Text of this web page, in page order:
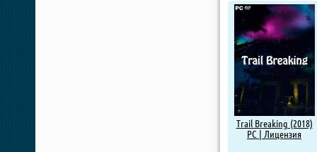
Trail Breaking (2018)
PC | Лицензия